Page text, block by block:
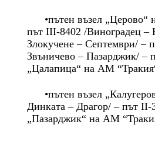
•пътен възел
път III-8402 /Виноградец –
Злокучене – Септември/ –
Звъничево – Пазарджик/ –
„Цалапица“ на АМ
•пътен възел
Динката – Драгор/ – път II-
„Пазарджик“ на АМ